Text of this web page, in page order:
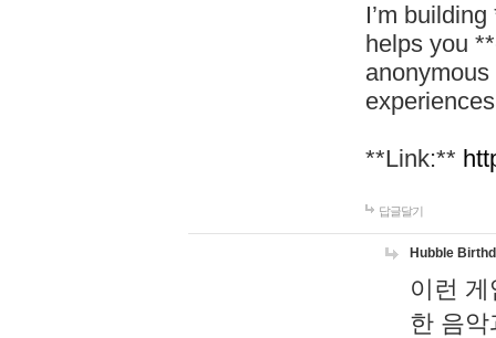
I’m
helps you
**Link:**
답글달기
Hubble
이런
한 음